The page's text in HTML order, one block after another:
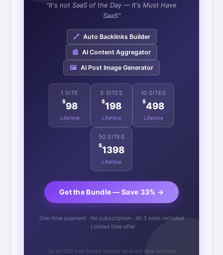
"It's not SaaS of the Day — It's Must Have
SaaS"
🔗 Auto Backlinks Builder
📰 AI Content Aggregator
🖼️ AI Post Image Generator
1 SITE
$98
Lifetime
3 SITES
$198
Lifetime
10 SITES
$498
Lifetime
50 SITES
$1398
Lifetime
Get the Bundle — Save 33% →
One-time payment · No subscription · All 3 tools included
· Limited time offer
Up to 500 free bonus tokens on every new account